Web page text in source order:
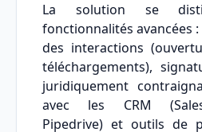
La solution se
fonctionnalités avancées
des interactions
téléchargements),
juridiquement
avec les CRM
Pipedrive) et outils de